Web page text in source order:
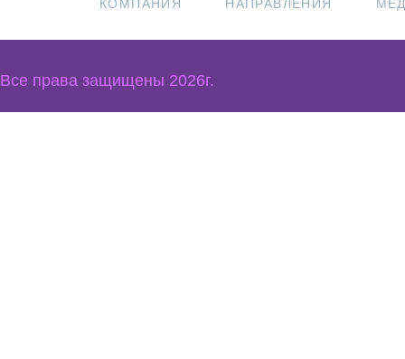
КОМПАНИЯ НАПРАВЛЕНИЯ
Все права защищены 2026г.